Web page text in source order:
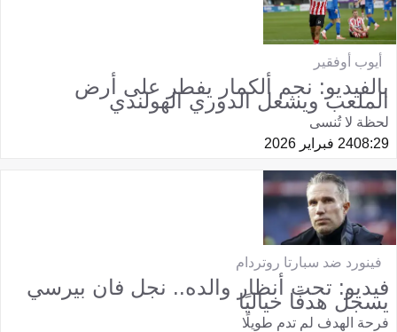
أيوب أوفقير
بالفيديو: نجم ألكمار يفطر على أرض
الملعب ويشعل الدوري الهولندي
لحظة لا تُنسى
08:2924 فبراير 2026
فينورد ضد سبارتا روتردام
فيديو: تحت أنظار والده.. نجل فان بيرسي
يسجل هدفًا خياليًا
فرحة الهدف لم تدم طويلًا